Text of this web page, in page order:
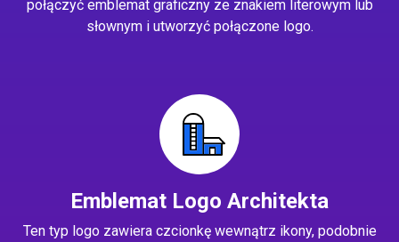
połączyć emblemat graficzny ze znakiem literowym lub
słownym i utworzyć połączone logo.
Emblemat Logo Architekta
Ten typ logo zawiera czcionkę wewnątrz ikony, podobnie